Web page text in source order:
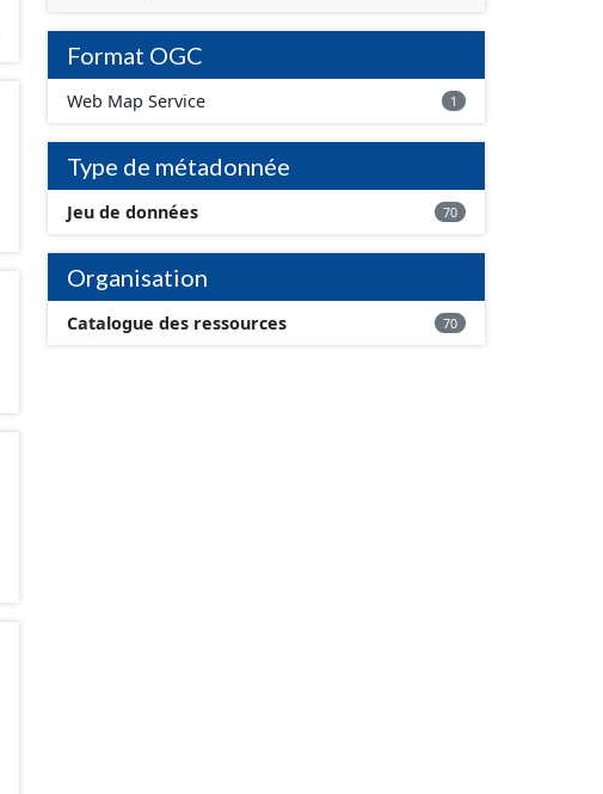
Format OGC
Web Map Service 1
Type de métadonnée
Jeu de données 70
Organisation
Catalogue des ressources 70